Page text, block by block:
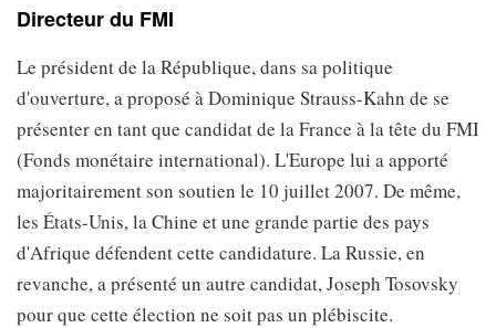
Directeur du FMI
Le président de la République, dans sa politique
d'ouverture, a proposé à Dominique Strauss-Kahn de se
présenter en tant que candidat de la France à la tête du FMI
(Fonds monétaire international). L'Europe lui a apporté
majoritairement son soutien le 10 juillet 2007. De même,
les États-Unis, la Chine et une grande partie des pays
d'Afrique défendent cette candidature. La Russie, en
revanche, a présenté un autre candidat, Joseph Tosovsky
pour que cette élection ne soit pas un plébiscite.